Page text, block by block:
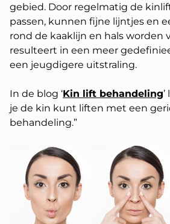
gebied. Door regelmatig de
passen, kunnen fijne lijntjes en
rond de kaaklijn en hals worden
resulteert in een meer
een jeugdigere uitstraling.
In de blog ‘Kin lift behandeling
je de kin kunt liften met een
behandeling.”